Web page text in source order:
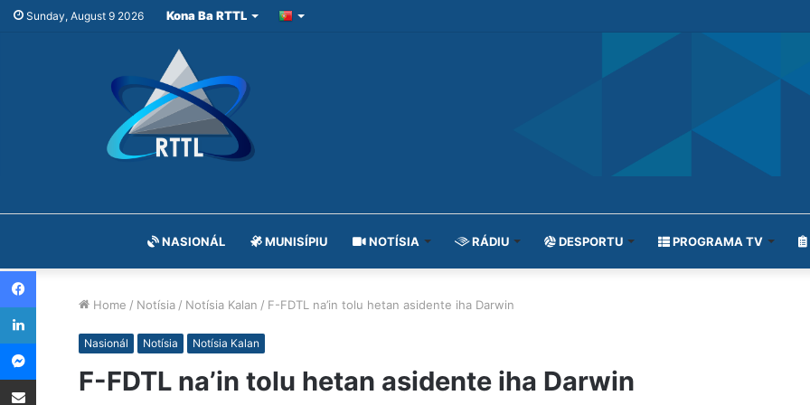
Sunday, August 9 2026 Kona Ba RTTL
NASIONÁL MUNISÍPIU NOTÍSIA RÁDIU DESPORTU PROGRAMA TV
Home / Notísia / Notísia Kalan / F-FDTL na’in tolu hetan asidente iha Darwin
Nasionál Notísia Notísia Kalan
F-FDTL na’in tolu hetan asidente iha Darwin
Facebook
LinkedIn
Messenger